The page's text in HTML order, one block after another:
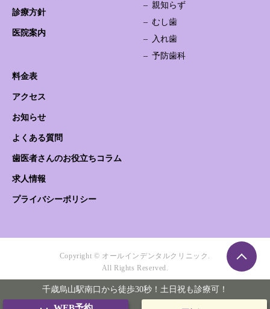
千歳烏山駅南口から徒歩30秒！土日祝も診療可！
診療方針
医院案内
親知らず
むし歯
入れ歯
予防歯科
料金表
アクセス
お知らせ
よくある質問
歯医者さんのお役立ちコラム
求人情報
プライバシーポリシー
Copyright © オールインデンタルクリニック.
All Rights Reserved.